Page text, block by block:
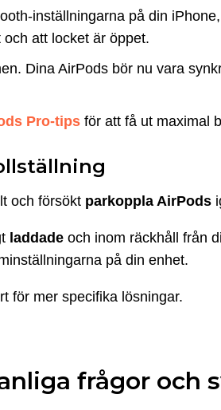
inställningarna på din
att locket är öppet.
Dina AirPods bör nu vara
Pro-tips för att få ut maximal
och försökt parkoppla AirPods
laddade och inom räckhåll från
på din enhet.
för mer specifika lösningar.
frågor och